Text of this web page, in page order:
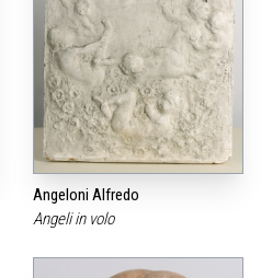
Angeloni Alfredo
Angeli in volo